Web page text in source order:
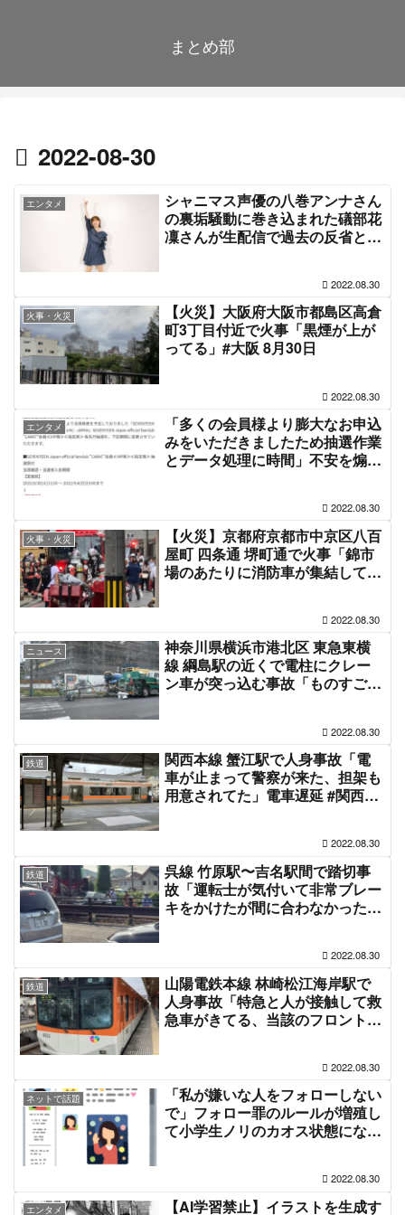
まとめ部
2022-08-30
エンタメ
シャニマス声優の八巻アンナさん
の裏垢騒動に巻き込まれた礒部花
凜さんが生配信で過去の反省と謝
2022.08.30
火事・火災
【火災】大阪府大阪市都島区高倉
町3丁目付近で火事「黒煙が上が
ってる」#大阪 8月30日
2022.08.30
エンタメ
「多くの会員様より膨大なお申込
みをいただきましたため抽選作業
とデータ処理に時間」不安を煽る
2022.08.30
火事・火災
【火災】京都府京都市中京区八百
屋町 四条通 堺町通で火事「錦市
場のあたりに消防車が集結して
2022.08.30
ニュース
神奈川県横浜市港北区 東急東横
線 綱島駅の近くで電柱にクレー
ン車が突っ込む事故「ものすごい
2022.08.30
鉄道
関西本線 蟹江駅で人身事故「電
車が止まって警察が来た、担架も
用意されてた」電車遅延 #関西線
2022.08.30
鉄道
呉線 竹原駅〜吉名駅間で踏切事
故「運転士が気付いて非常ブレー
キをかけたが間に合わなかった」
2022.08.30
鉄道
山陽電鉄本線 林崎松江海岸駅で
人身事故「特急と人が接触して救
急車がきてる、当該のフロントガ
2022.08.30
ネットで話題
「私が嫌いな人をフォローしない
で」フォロー罪のルールが増殖し
て小学生ノリのカオス状態になっ
2022.08.30
エンタメ
【AI学習禁止】イラストを生成す